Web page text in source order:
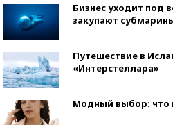
Бизнес уходит под
закупают
Путешествие в
«Интерстеллара»
Модный выбор: что